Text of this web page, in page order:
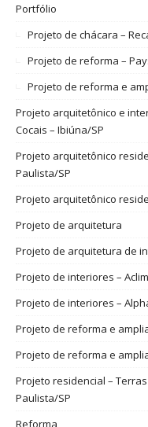
Portfólio
Projeto de chácara –
Projeto de reforma –
Projeto de reforma e
Projeto arquitetônico e
Cocais – Ibiúna/SP
Projeto arquitetônico
Paulista/SP
Projeto arquitetônico
Projeto de arquitetura
Projeto de arquitetura de
Projeto de interiores –
Projeto de interiores –
Projeto de reforma e
Projeto de reforma e
Projeto residencial –
Paulista/SP
Reforma